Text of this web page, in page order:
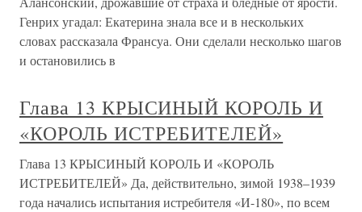
Генрих угадал: Екатерина знала все и в нескольких
словах рассказала Франсуа. Они сделали несколько шагов
и остановились в
Глава 13 КРЫСИНЫЙ КОРОЛЬ И
«КОРОЛЬ ИСТРЕБИТЕЛЕЙ»
Глава 13 КРЫСИНЫЙ КОРОЛЬ И «КОРОЛЬ
ИСТРЕБИТЕЛЕЙ» Да, действительно, зимой 1938–1939
года начались испытания истребителя «И-180», по всем